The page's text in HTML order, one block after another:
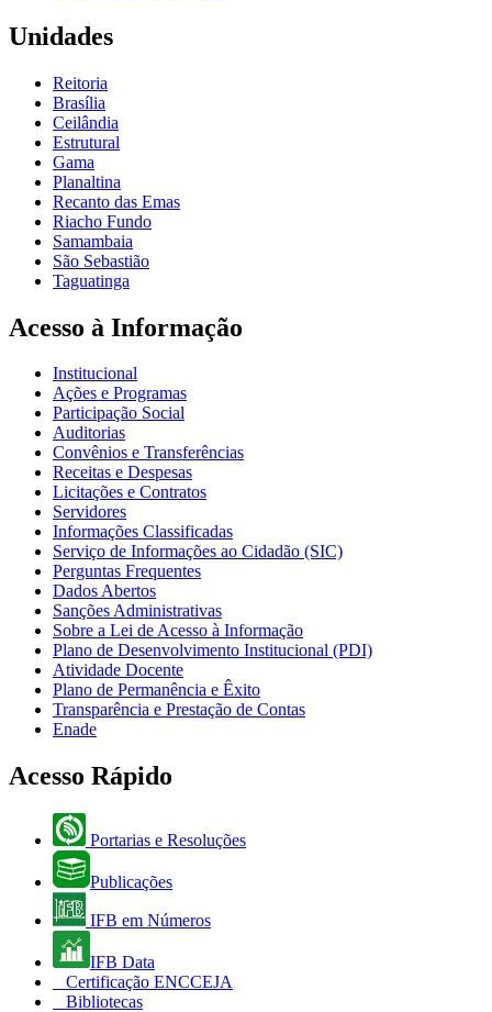
Unidades
Reitoria
Brasília
Ceilândia
Estrutural
Gama
Planaltina
Recanto das Emas
Riacho Fundo
Samambaia
São Sebastião
Taguatinga
Acesso à Informação
Institucional
Ações e Programas
Participação Social
Auditorias
Convênios e Transferências
Receitas e Despesas
Licitações e Contratos
Servidores
Informações Classificadas
Serviço de Informações ao Cidadão (SIC)
Perguntas Frequentes
Dados Abertos
Sanções Administrativas
Sobre a Lei de Acesso à Informação
Plano de Desenvolvimento Institucional (PDI)
Atividade Docente
Plano de Permanência e Êxito
Transparência e Prestação de Contas
Enade
Acesso Rápido
Portarias e Resoluções
Publicações
IFB em Números
IFB Data
Certificação ENCCEJA
Bibliotecas